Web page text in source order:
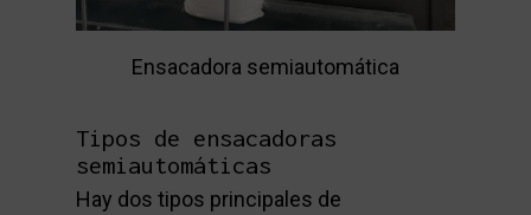
Ensacadora semiautomática
Tipos de ensacadoras
semiautomáticas
Hay dos tipos principales de